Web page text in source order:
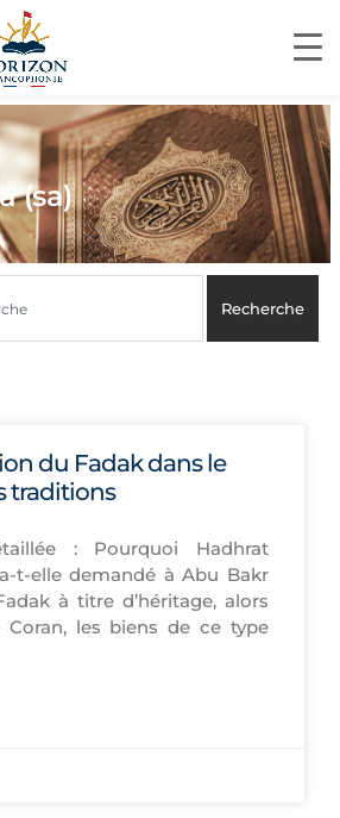
(sa)
Recherche
du Fadak dans le
traditions
: Pourquoi Hadhrat
t-elle demandé à Abu Bakr
à titre d’héritage, alors
Coran, les biens de ce type